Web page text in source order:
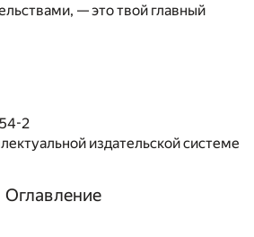
— это твой главный
2
издательской системе
Оглавление